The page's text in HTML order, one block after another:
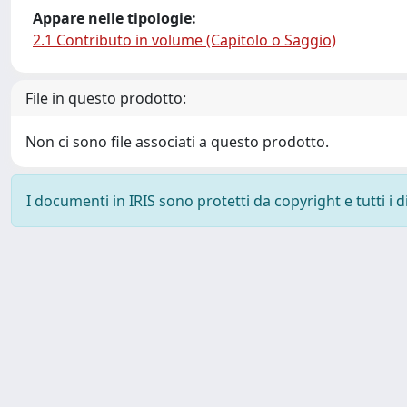
Appare nelle tipologie:
2.1 Contributo in volume (Capitolo o Saggio)
File in questo prodotto:
Non ci sono file associati a questo prodotto.
I documenti in IRIS sono protetti da copyright e tutti i